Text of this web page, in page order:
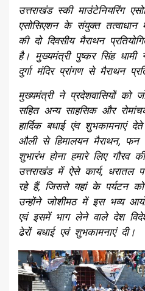
उत्तराखंड स्की माउंटेनियरिंग
एसोसिएशन के संयुक्त तत्वाधान
की दो दिवसीय मैराथन
है। मुख्यमंत्री पुष्कर सिंह
दुर्गा मंदिर प्रांगण से मैराथन
मुख्यमंत्री ने प्रदेशवासियों को
सहित अन्य साहसिक और
हार्दिक बधाई एंव शुभकामनाएं
औली से हिमालयन मैराथन,
शुभारंभ होना हमारे लिए गौरव
उत्तराखंड में ऐसे कार्य, धरातल
रहे हैं, जिससे यहां के पर्यटन
उन्होंने जोशीमठ में इस भव्य
एवं इसमें भाग लेने वाले देश
ढेरों बधाई एवं शुभकामनाएं दी।